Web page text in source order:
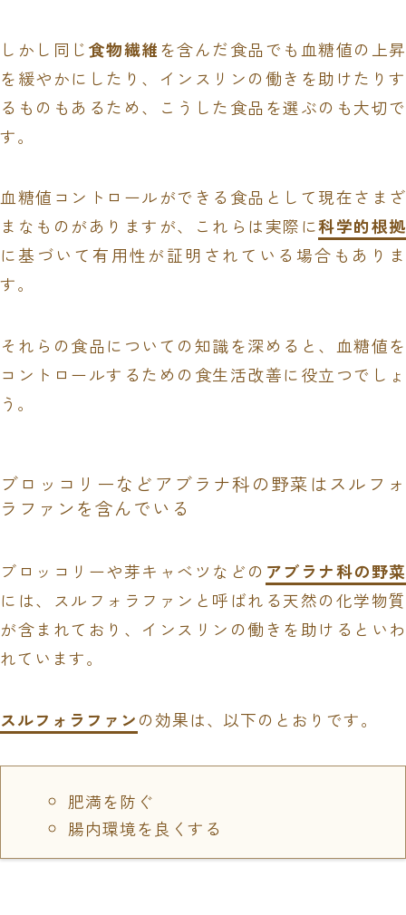
しかし同じ食物繊維を含んだ食品でも血糖値の上昇
を緩やかにしたり、インスリンの働きを助けたりす
るものもあるため、こうした食品を選ぶのも大切で
す。
血糖値コントロールができる食品として現在さまざ
まなものがありますが、これらは実際に科学的根拠
に基づいて有用性が証明されている場合もありま
す。
それらの食品についての知識を深めると、血糖値を
コントロールするための食生活改善に役立つでしょ
う。
ブロッコリーなどアブラナ科の野菜はスルフォ
ラファンを含んでいる
ブロッコリーや芽キャベツなどの アブラナ科の野菜
には、スルフォラファンと呼ばれる天然の化学物質
が含まれており、インスリンの働きを助けるといわ
れています。
スルフォラファンの効果は、以下のとおりです。
肥満を防ぐ
腸内環境を良くする